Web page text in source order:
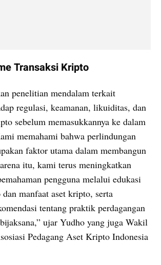
Transaksi Kripto
penelitian mendalam terkait
regulasi, keamanan, likuiditas, dan
sebelum memasukkannya ke dalam
memahami bahwa perlindungan
faktor utama dalam membangun
itu, kami terus meningkatkan
pengguna melalui edukasi
manfaat aset kripto, serta
tentang praktik perdagangan
ujar Yudho yang juga Wakil
Pedagang Aset Kripto Indonesia